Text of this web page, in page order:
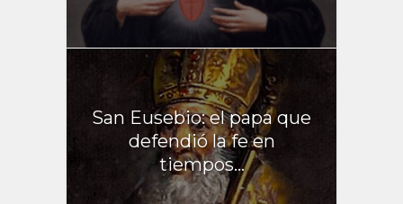
San Eusebio: el papa que
defendió la fe en
tiempos...